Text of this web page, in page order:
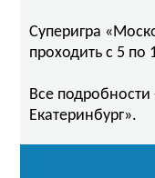
Суперигра
проходить с 5 по
Все
Екатеринбург».